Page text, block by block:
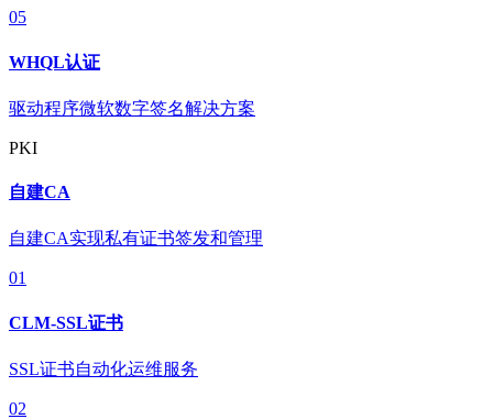
05
WHQL认证
驱动程序微软数字签名解决方案
PKI
自建CA
自建CA实现私有证书签发和管理
01
CLM-SSL证书
SSL证书自动化运维服务
02